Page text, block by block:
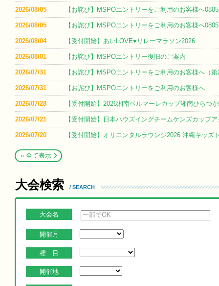
2026/08/05 【お詫び】MSPOエントリーをご利用のお客様へ0805
2026/08/05 【お詫び】MSPOエントリーをご利用のお客様へ0805
2026/08/04 【受付開始】あいLOVE♥リレーマラソン2026
2026/08/01 【お詫び】MSPOエントリー復旧のご案内
2026/07/31 【お詫び】MSPOエントリーをご利用のお客様へ（
2026/07/31 【お詫び】MSPOエントリーをご利用のお客様へ
2026/07/28 【受付開始】2026湘南ベルマーレカップ湘南ひらつ
2026/07/21 【受付開始】日本ハウズイングチームケンズカップ
2026/07/20 【受付開始】オリエンタルラウンジ2026 沖縄キッズ
» 全て表示
大会検索 / SEARCH
大会名
開催月
種 目
開催地